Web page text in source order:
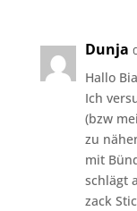
Dunja
Hallo
Ich
(bzw
zu
mit
schlägt
zack